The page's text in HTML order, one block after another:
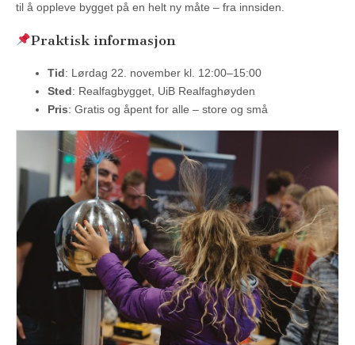
til å oppleve bygget på en helt ny måte – fra innsiden.
Praktisk informasjon
Tid: Lørdag 22. november kl. 12:00–15:00
Sted: Realfagbygget, UiB Realfaghøyden
Pris: Gratis og åpent for alle – store og små